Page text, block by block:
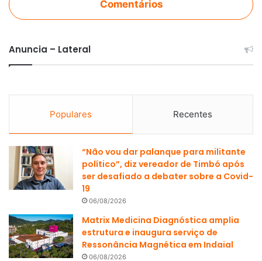
Comentários
Anuncia – Lateral
Populares Recentes
“Não vou dar palanque para militante
político”, diz vereador de Timbó após
ser desafiado a debater sobre a Covid-
19
06/08/2026
Matrix Medicina Diagnóstica amplia
estrutura e inaugura serviço de
Ressonância Magnética em Indaial
06/08/2026